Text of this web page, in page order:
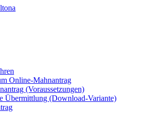
Online-Mahnantrag
(Voraussetzungen)
Übermittlung (Download-Variante)